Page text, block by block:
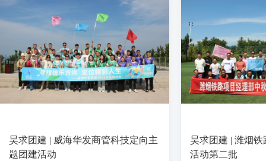
昊求团建 | 威海华发商管科技定向主
题团建活动
昊求团建 | 潍烟
活动第二批